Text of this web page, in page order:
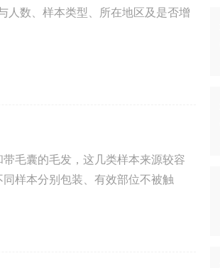
人数、样本类型、所在地区及是否增
毛囊的毛发，这几类样本来源较容
样本分别包装、有效部位不被触